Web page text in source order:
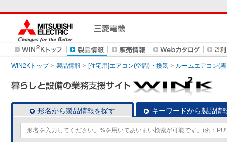
WIN2Kトップ 製品情報 [住宅用]エアコン(空調)・換気 ルームエアコン(
形名から製品情報を探す キーワードから製品情